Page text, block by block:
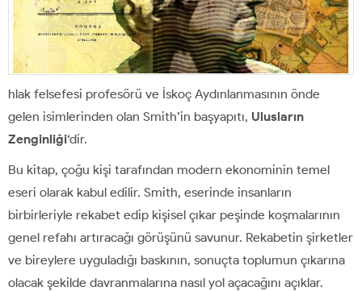
hlak felsefesi profesörü ve İskoç Aydınlanmasının önde
gelen isimlerinden olan Smith’in başyapıtı, Ulusların
Zenginliği‘dir.
Bu kitap, çoğu kişi tarafından modern ekonominin temel
eseri olarak kabul edilir. Smith, eserinde insanların
birbirleriyle rekabet edip kişisel çıkar peşinde koşmalarının
genel refahı artıracağı görüşünü savunur. Rekabetin şirketler
ve bireylere uyguladığı baskının, sonuçta toplumun çıkarına
olacak şekilde davranmalarına nasıl yol açacağını açıklar.